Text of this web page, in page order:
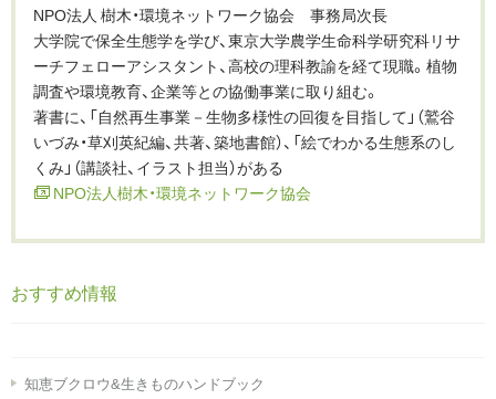
NPO法人 樹木・環境ネットワーク協会 事務局次長
大学院で保全生態学を学び、東京大学農学生命科学研究科リサ
ーチフェローアシスタント、高校の理科教諭を経て現職。植物
調査や環境教育、企業等との協働事業に取り組む。
著書に、「自然再生事業－生物多様性の回復を目指して」（鷲谷
いづみ・草刈英紀編、共著、築地書館）、「絵でわかる生態系のし
くみ」（講談社、イラスト担当）がある
NPO法人樹木・環境ネットワーク協会
おすすめ情報
知恵ブクロウ&生きものハンドブック